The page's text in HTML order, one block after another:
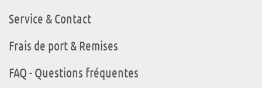
Service & Contact
Frais de port & Remises
FAQ - Questions fréquentes